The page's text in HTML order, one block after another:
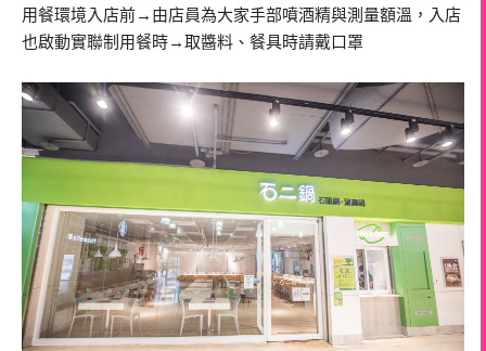
用餐環境入店前→由店員為大家手部噴酒精與測量額溫，入店
也啟動實聯制用餐時→取醬料、餐具時請戴口罩